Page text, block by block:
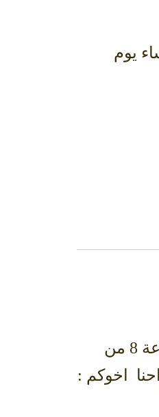
السديري وذلك في تمام الساعة 8.30 من مساء يوم
يسرني دعوتكم لحضور حفل زواج الاخ: فواز بن محمد بن تركي بن سليمان السديري وذلك في تمام الساعة 8 من
افراحنا اخوكم :